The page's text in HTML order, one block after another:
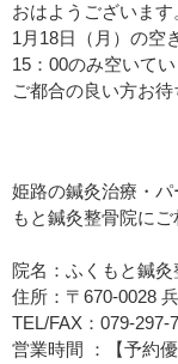
おはようございます
1月18日（月）の空
15：00のみ空いてい
ご都合の良い方お待
姫路の鍼灸治療・
もと鍼灸整骨院にご
院名：ふくもと鍼灸
住所：〒670-0028
TEL/FAX：079-297-
営業時間 ：【予約